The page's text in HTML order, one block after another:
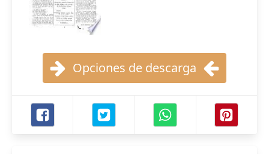
Opciones de descarga